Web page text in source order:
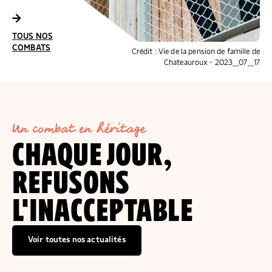
Crédit : Vie de la pension de famille de
Chateauroux - 2023_07_17
TOUS NOS
COMBATS
Crédit : Pierre Faure
TOUS NOS
Un combat en héritage
CHAQUE JOUR,
REFUSONS
L'INACCEPTABLE
Voir toutes nos actualités